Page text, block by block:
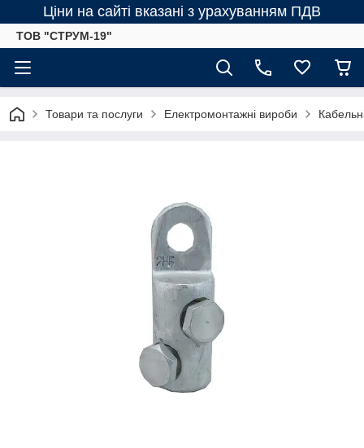
Ціни на сайті вказані з урахуванням ПДВ
ТОВ "СТРУМ-19"
Товари та послуги Електромонтажні вироби